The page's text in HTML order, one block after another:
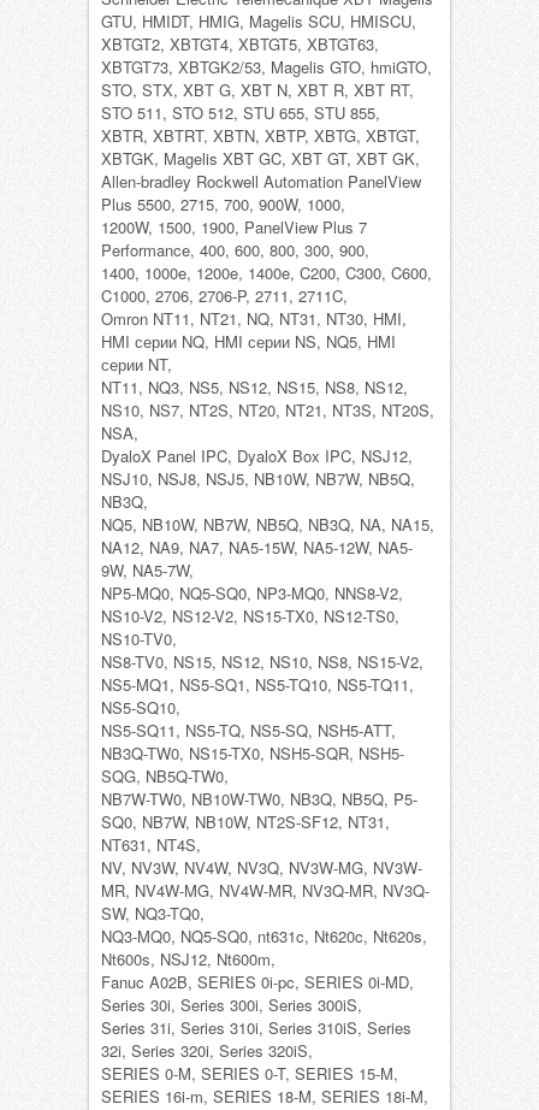
GTU, HMIDT, HMIG, Magelis SCU, HMISCU,
XBTGT2, XBTGT4, XBTGT5, XBTGT63,
XBTGT73, XBTGK2/53, Magelis GTO, hmiGTO,
STO, STX, XBT G, XBT N, XBT R, XBT RT,
STO 511, STO 512, STU 655, STU 855,
XBTR, XBTRT, XBTN, XBTP, XBTG, XBTGT,
XBTGK, Magelis XBT GC, XBT GT, XBT GK,
Allen-bradley Rockwell Automation PanelView
Plus 5500, 2715, 700, 900W, 1000,
1200W, 1500, 1900, PanelView Plus 7
Performance, 400, 600, 800, 300, 900,
1400, 1000e, 1200e, 1400e, C200, C300, C600,
C1000, 2706, 2706-P, 2711, 2711C,
Omron NT11, NT21, NQ, NT31, NT30, HMI,
HMI серии NQ, HMI серии NS, NQ5, HMI
серии NT,
NT11, NQ3, NS5, NS12, NS15, NS8, NS12,
NS10, NS7, NT2S, NT20, NT21, NT3S, NT20S,
NSA,
DyaloX Panel IPC, DyaloX Box IPC, NSJ12,
NSJ10, NSJ8, NSJ5, NB10W, NB7W, NB5Q,
NB3Q,
NQ5, NB10W, NB7W, NB5Q, NB3Q, NA, NA15,
NA12, NA9, NA7, NA5-15W, NA5-12W, NA5-
9W, NA5-7W,
NP5-MQ0, NQ5-SQ0, NP3-MQ0, NNS8-V2,
NS10-V2, NS12-V2, NS15-TX0, NS12-TS0,
NS10-TV0,
NS8-TV0, NS15, NS12, NS10, NS8, NS15-V2,
NS5-MQ1, NS5-SQ1, NS5-TQ10, NS5-TQ11,
NS5-SQ10,
NS5-SQ11, NS5-TQ, NS5-SQ, NSH5-ATT,
NB3Q-TW0, NS15-TX0, NSH5-SQR, NSH5-
SQG, NB5Q-TW0,
NB7W-TW0, NB10W-TW0, NB3Q, NB5Q, P5-
SQ0, NB7W, NB10W, NT2S-SF12, NT31,
NT631, NT4S,
NV, NV3W, NV4W, NV3Q, NV3W-MG, NV3W-
MR, NV4W-MG, NV4W-MR, NV3Q-MR, NV3Q-
SW, NQ3-TQ0,
NQ3-MQ0, NQ5-SQ0, nt631c, Nt620c, Nt620s,
Nt600s, NSJ12, Nt600m,
Fanuc A02B, SERIES 0i-pc, SERIES 0i-MD,
Series 30i, Series 300i, Series 300iS,
Series 31i, Series 310i, Series 310iS, Series
32i, Series 320i, Series 320iS,
SERIES 0-M, SERIES 0-T, SERIES 15-M,
SERIES 16i-m, SERIES 18-M, SERIES 18i-M,